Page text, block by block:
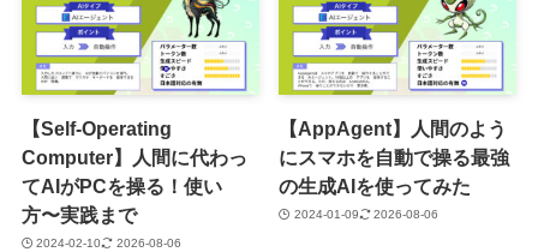
【Self-Operating
Computer】人間に代わっ
てAIがPCを操る！使い
方〜実践まで
2024-02-10 2026-08-06
【AppAgent】人間のよう
にスマホを自動で操る最強
の生成AIを使ってみた
2024-01-09 2026-08-06